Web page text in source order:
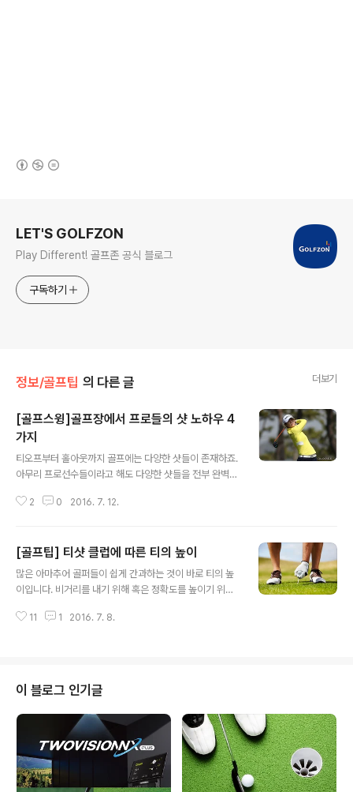
LET'S GOLFZON
Play Different! 골프존 공식 블로그
구독하기
정보/골프팁 의 다른 글 더보기
[골프스윙]골프장에서 프로들의 샷 노하우 4
가지
티오프부터 홀아웃까지 골프에는 다양한 샷들이 존재하죠.
아무리 프로선수들이라고 해도 다양한 샷들을 전부 완벽하
의 장점을 살려 경기를 풀어나갈 떄 그 매력이 더욱 강해지
점을 찾아 스코어를 줄일 수 있길 바라요 ! 프로들의 골프장
샷 노하우 1. 장타왕 박성현의 아이언샷 많은 분들이 박성
현 선수의 가장 큰 장점은 가녀린 몸에서 뽑아내는 강한 장
의 아이언샷 정확도가 1위라는 것을 알고 계신가요? 단순
2 0 2016. 7. 12.
[골프팁] 티샷 클럽에 따른 티의 높이
많은 아마추어 골퍼들이 쉽게 간과하는 것이 바로 티의 높
이입니다. 비거리를 내기 위해 혹은 정확도를 높이기 위해
로 쉽게 간과하는 것이 바로 티 높이인 것이죠. 티를 꽂을
1. 우드 티샷 일반적으로 티샷을 할때 가장 많이 쓰는 클럽
은 1번 우드인 드라이버죠. 하지만 가끔 티샷을 조절하기
위해서는 3번 우드도 많이 사용하시는 것 같아요. 1번 우드
인 드라이버 혹은 3번 우드로 티샷을 할 시, 티의 높이를 조
절하는 방법은 비슷합니다.단, 3번 우드는 드라이버만큼
비거리를 내실 수 없다는 점..
11 1 2016. 7. 8.
이 블로그 인기글